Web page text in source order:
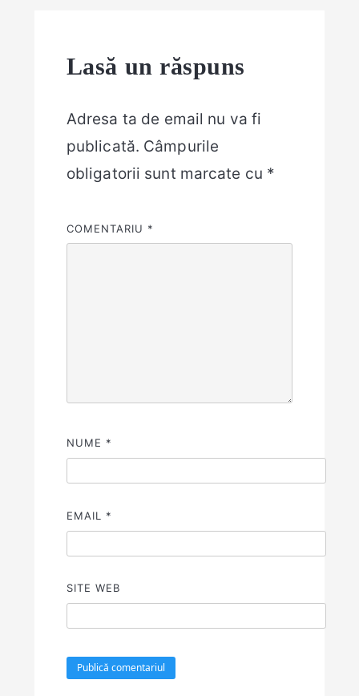
Lasă un răspuns
Adresa ta de email nu va fi
publicată. Câmpurile
obligatorii sunt marcate cu *
COMENTARIU *
NUME *
EMAIL *
SITE WEB